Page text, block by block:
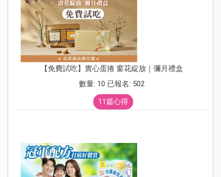
【免費試吃】實心蛋捲 窗花綻放｜彌月禮盒
數量: 10 已報名: 502
11篇心得